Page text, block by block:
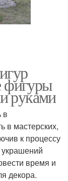
фигуры
руками
в
в мастерских,
к процессу
украшений
время и
декора.